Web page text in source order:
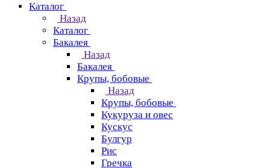
Каталог
Назад
Каталог
Бакалея
Назад
Бакалея
Крупы, бобовые
Назад
Крупы, бобовые
Кукуруза и овес
Кускус
Булгур
Рис
Гречка